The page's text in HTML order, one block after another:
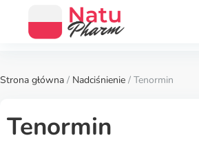
Strona główna / Nadciśnienie / Tenormin
Tenormin